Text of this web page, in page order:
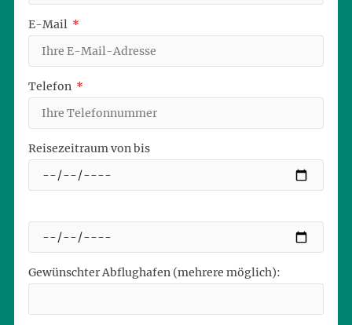
E-Mail
Telefon
Reisezeitraum von bis
Gewünschter Abflughafen (mehrere möglich):